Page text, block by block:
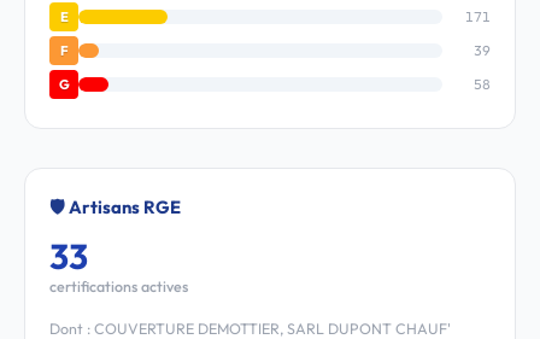
E 171
F 39
G 58
🛡️ Artisans RGE
33
certifications actives
Dont : COUVERTURE DEMOTTIER, SARL DUPONT CHAUF'